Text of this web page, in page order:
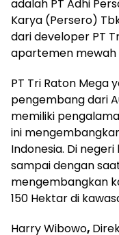
adalah PT Adhi
Karya (Persero)
dari developer PT
apartemen mewah
PT Tri Raton Mega
pengembang dari
memiliki
ini
Indonesia. Di negeri
sampai dengan
mengembangkan
150 Hektar di
Harry Wibowo,